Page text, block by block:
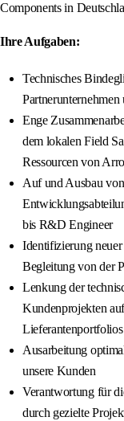
Components in
Ihre Aufgaben:
Technisches
Enge
dem lokalen Field
Ressourcen von
Auf und Ausbau
bis R&D Engineer
Identifizierung
Begleitung von der
Lenkung der
Kundenprojekten
Ausarbeitung
unsere Kunden
Verantwortung für
durch gezielte